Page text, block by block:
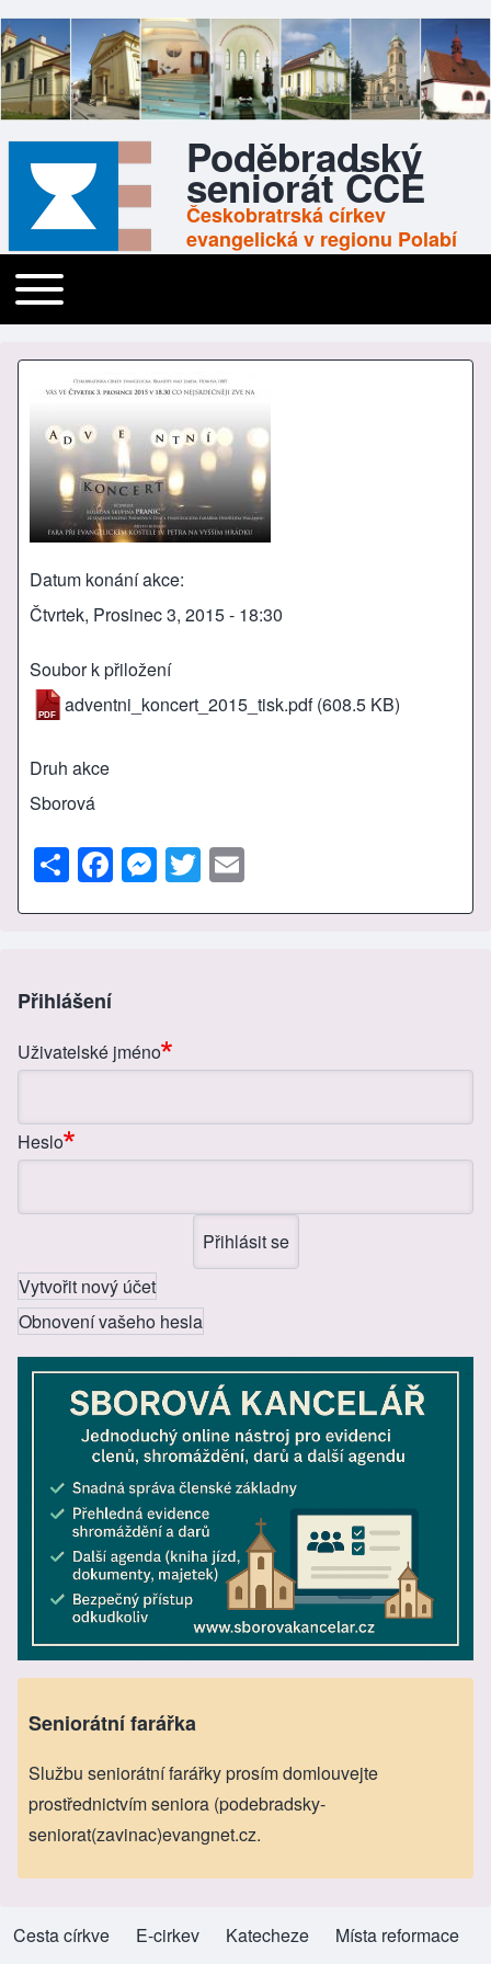
Poděbradský
seniorát ČCE
Českobratrská církev
evangelická v regionu Polabí
Main navigation
Toggle main menu
Datum konání akce
Čtvrtek, Prosinec 3, 2015 - 18:30
Soubor k přiložení
adventni_koncert_2015_tisk.pdf (608.5 KB)
Druh akce
Sborová
S
h
ar
F
a
c
o
o
M
e
ss
g
er
T
wi
tt ail
Přihlášení
Uživatelské jméno
Heslo
Vytvořit nový účet
Obnovení vašeho hesla
Seniorátní farářka
Službu seniorátní farářky prosím domlouvejte
prostřednictvím seniora (podebradsky-
seniorat(zavinac)evangnet.cz.
Footer menu
Cesta církve
(opens in new tab)E-cirkev
(opens in new tab)
Katecheze
(opens in new tab)Místa reformace
(opens in new tab)